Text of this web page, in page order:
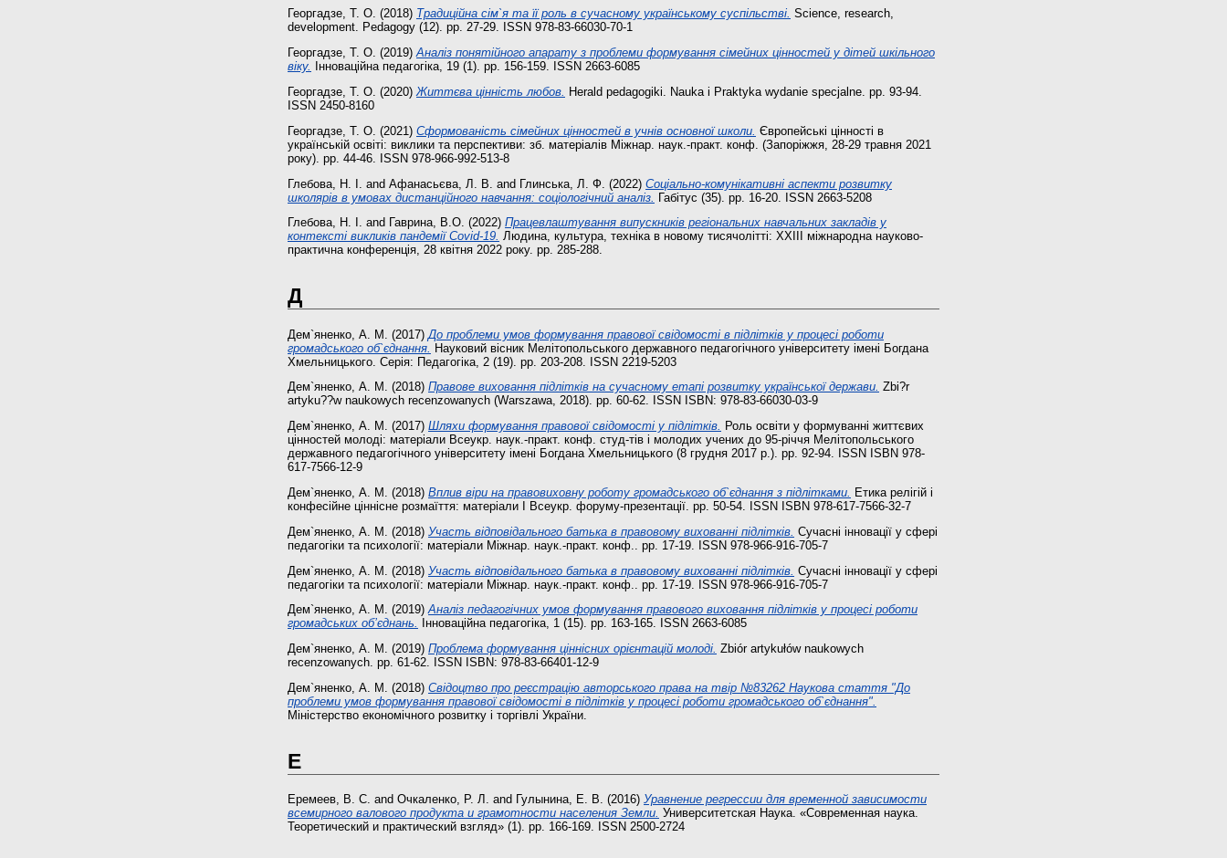
Георгадзе, Т. О. (2018) Традиційна сім`я та її роль в сучасному українському суспільстві. Science, research,
development. Pedagogy (12). pp. 27-29. ISSN 978-83-66030-70-1
Георгадзе, Т. О. (2019)Аналіз понятійного апарату з проблеми формування сімейних цінностей у дітей шкільного
віку.
Інноваційна педагогіка, 19 (1). pp. 156-159. ISSN 2663-6085
Георгадзе, Т. О. (2020)Життєва цінність любов. Herald pedagogiki. Nauka i Praktyka wydanie specjalne. pp. 93-94.
ISSN 2450-8160
Георгадзе, Т. О. (2021) Сформованість сімейних цінностей в учнів основної школи. Європейські цінності в
українській освіті: виклики та перспективи: зб. матеріалів Міжнар. наук.-практ. конф. (Запоріжжя, 28-29 травня 2021
року). pp. 44-46. ISSN 978-966-992-513-8
Глебова, Н. І. and Афанасьєва, Л. В. and Глинська, Л. Ф. (2022) Соціально-комунікативні аспекти розвитку
школярів в умовах дистанційного навчання: соціологічний аналіз. Габітус (35). pp. 16-20. ISSN 2663-5208
Глебова, Н. І. and Гаврина, В.О. (2022) Працевлаштування випускників регіональних навчальних закладів у
контексті викликів пандемії Сovid-19. Людина, культура, техніка в новому тисячолітті: ХХІІІ міжнародна науково-
практична конференція, 28 квітня 2022 року. pp. 285-288.
Д
Дем`яненко, А. М. (2017) До проблеми умов формування правової свідомості в підлітків у процесі роботи
громадського об`єднання. Науковий вісник Мелітопольського державного педагогічного університету імені Богдана
Хмельницького. Серія: Педагогіка, 2 (19). pp. 203-208. ISSN 2219-5203
Дем`яненко, А. М. (2018) Правове виховання підлітків на сучасному етапі розвитку української держави. Zbi?r
artyku??w naukowych recenzowanych (Warszawa, 2018). pp. 60-62. ISSN ISBN: 978-83-66030-03-9
Дем`яненко, А. М. (2017) Шляхи формування правової свідомості у підлітків. Роль освіти у формуванні життєвих
цінностей молоді: матеріали Всеукр. наук.-практ. конф. студ-тів і молодих учених до 95-річчя Мелітопольського
державного педагогічного університету імені Богдана Хмельницького (8 грудня 2017 р.). pp. 92-94. ISSN ISBN 978-
617-7566-12-9
Дем`яненко, А. М.
(2018) Вплив віри на правовиховну роботу громадського об`єднання з підлітками.
Етика релігій і
конфесійне ціннісне розмаїття: матеріали І Всеукр. форуму-презентації. pp. 50-54. ISSN ISBN 978-617-7566-32-7
Дем`яненко, А. М. (2018) Участь відповідального батька в правовому вихованні підлітків. Сучасні інновації у сфері
педагогіки та психології: матеріали Міжнар. наук.-практ. конф.. pp. 17-19. ISSN 978-966-916-705-7
Дем`яненко, А. М. (2018) Участь відповідального батька в правовому вихованні підлітків. Сучасні інновації у сфері
педагогіки та психології: матеріали Міжнар. наук.-практ. конф.. pp. 17-19. ISSN 978-966-916-705-7
Дем`яненко, А. М. (2019)Аналіз педагогічних умов формування правового виховання підлітків у процесі роботи
громадських об’єднань.
Інноваційна педагогіка, 1 (15). pp. 163-165. ISSN 2663-6085
Дем`яненко, А. М. (2019) Проблема формування ціннісних орієнтацій молоді. Zbiór artykułów naukowych
recenzowanych. pp. 61-62. ISSN ISBN: 978-83-66401-12-9
Дем`яненко, А. М.
(2018) Свідоцтво про реєстрацію авторського права на твір №83262 Наукова стаття "До
проблеми умов формування правової свідомості в підлітків у процесі роботи громадського об`єднання".
Міністерство економічного розвитку і торгівлі України.
Е
Еремеев, В. С. and Очкаленко, Р. Л. and Гулынина, Е. В. (2016) Уравнение регрессии для временной зависимости
всемирного валового продукта и грамотности населения Земли. Университетская Наука. «Современная наука.
Теоретический и практический взгляд» (1). pp. 166-169. ISSN 2500-2724